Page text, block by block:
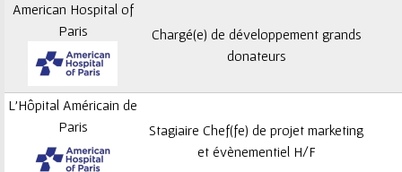
American Hospital of
Paris
Chargé(e) de développement grands
donateurs
L'Hôpital Américain de
Paris
Stagiaire Chef(fe) de projet marketing
et évènementiel H/F